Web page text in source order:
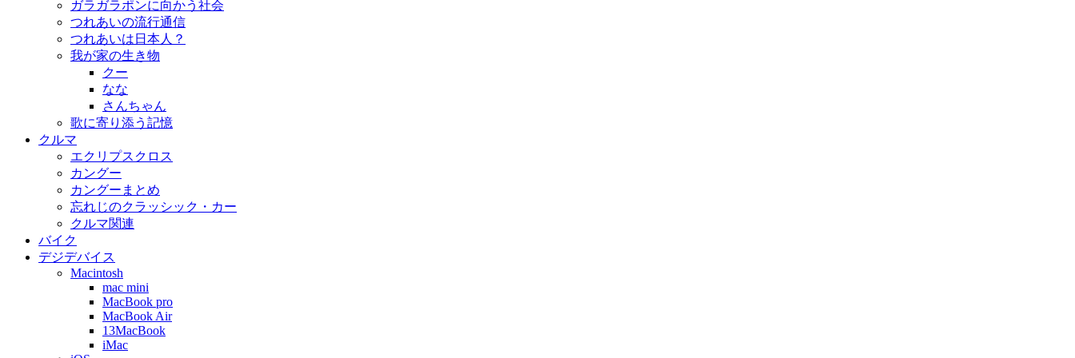
ガラガラポンに向かう社会
つれあいの流行通信
つれあいは日本人？
我が家の生き物
クー
なな
さんちゃん
歌に寄り添う記憶
クルマ
エクリプスクロス
カングー
カングーまとめ
忘れじのクラッシック・カー
クルマ関連
バイク
デジデバイス
Macintosh
mac mini
MacBook pro
MacBook Air
13MacBook
iMac